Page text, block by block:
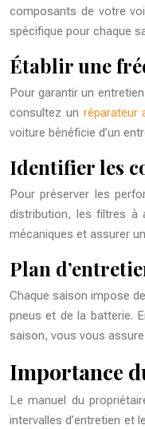
composants de votre
spécifique pour chaque
Établir une
Pour garantir un
consultez un réparateur
voiture bénéficie d’un
Identifier les
Pour préserver les
distribution, les filtres à
mécaniques et assurer
Plan
Chaque saison impose
pneus et de la batterie.
saison, vous vous
Importance
Le manuel du
intervalles d’entretien et